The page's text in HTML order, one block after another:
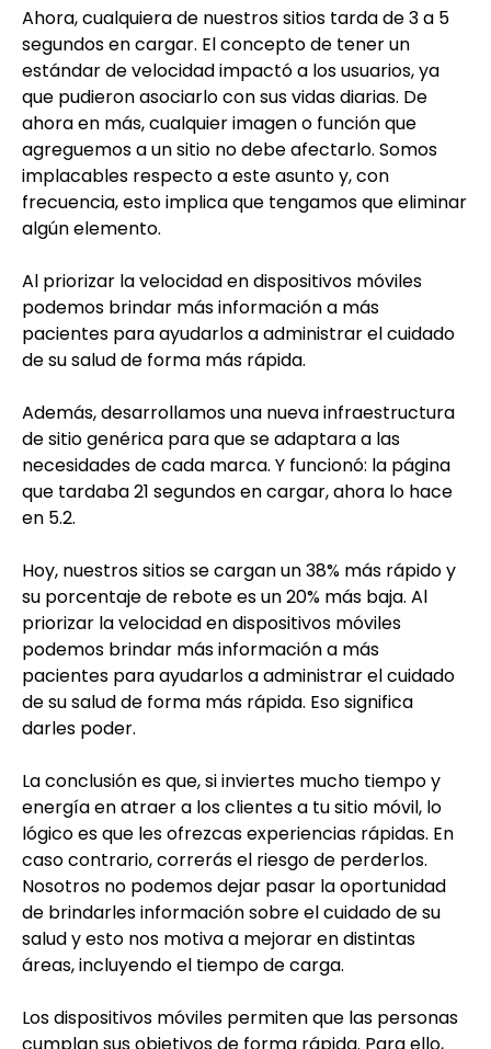
Ahora, cualquiera de nuestros sitios tarda de 3 a 5
segundos en cargar. El concepto de tener un
estándar de velocidad impactó a los usuarios, ya
que pudieron asociarlo con sus vidas diarias. De
ahora en más, cualquier imagen o función que
agreguemos a un sitio no debe afectarlo. Somos
implacables respecto a este asunto y, con
frecuencia, esto implica que tengamos que eliminar
algún elemento.
Al priorizar la velocidad en dispositivos móviles
podemos brindar más información a más
pacientes para ayudarlos a administrar el cuidado
de su salud de forma más rápida.
Además, desarrollamos una nueva infraestructura
de sitio genérica para que se adaptara a las
necesidades de cada marca. Y funcionó: la página
que tardaba 21 segundos en cargar, ahora lo hace
en 5.2.
Hoy, nuestros sitios se cargan un 38% más rápido y
su porcentaje de rebote es un 20% más baja. Al
priorizar la velocidad en dispositivos móviles
podemos brindar más información a más
pacientes para ayudarlos a administrar el cuidado
de su salud de forma más rápida. Eso significa
darles poder.
La conclusión es que, si inviertes mucho tiempo y
energía en atraer a los clientes a tu sitio móvil, lo
lógico es que les ofrezcas experiencias rápidas. En
caso contrario, correrás el riesgo de perderlos.
Nosotros no podemos dejar pasar la oportunidad
de brindarles información sobre el cuidado de su
salud y esto nos motiva a mejorar en distintas
áreas, incluyendo el tiempo de carga.
Los dispositivos móviles permiten que las personas